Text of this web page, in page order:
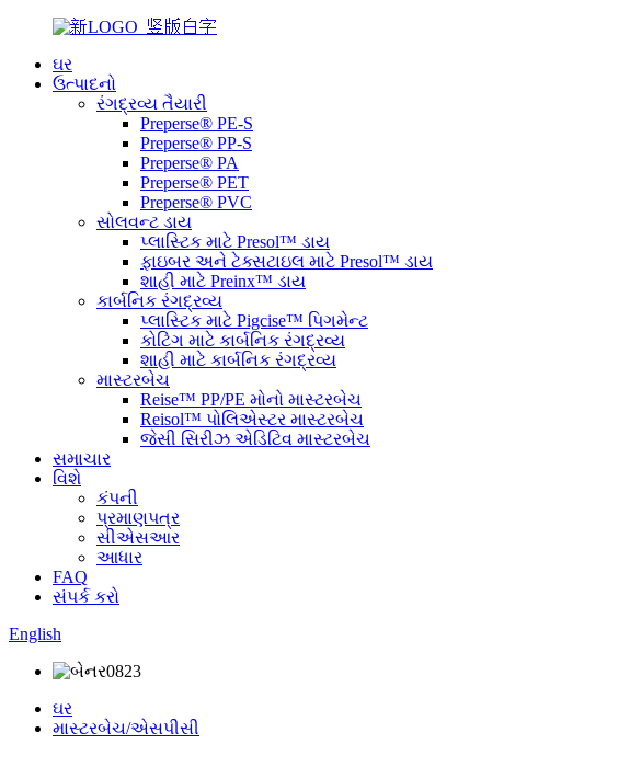
ઘર
ઉત્પાદનો
રંગદ્રવ્ય તૈયારી
Preperse® PE-S
Preperse® PP-S
Preperse® PA
Preperse® PET
Preperse® PVC
સોલવન્ટ ડાય
પ્લાસ્ટિક માટે Presol™ ડાય
ફાઇબર અને ટેક્સટાઇલ માટે Presol™ ડાય
શાહી માટે Preinx™ ડાય
કાર્બનિક રંગદ્રવ્ય
પ્લાસ્ટિક માટે Pigcise™ પિગમેન્ટ
કોટિંગ માટે કાર્બનિક રંગદ્રવ્ય
શાહી માટે કાર્બનિક રંગદ્રવ્ય
માસ્ટરબેચ
Reise™ PP/PE મોનો માસ્ટરબેચ
Reisol™ પોલિએસ્ટર માસ્ટરબેચ
જેસી સિરીઝ એડિટિવ માસ્ટરબેચ
સમાચાર
વિશે
કંપની
પ્રમાણપત્ર
સીએસઆર
આધાર
FAQ
સંપર્ક કરો
English
ઘર
માસ્ટરબેચ/એસપીસી